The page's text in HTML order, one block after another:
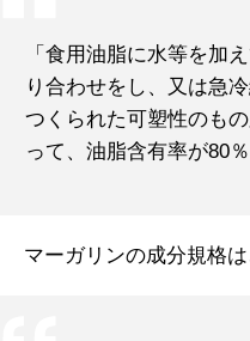
「食用油脂に水等を加
り合わせをし、又は急
つくられた可塑性のも
って、油脂含有率が80
マーガリンの成分規格は